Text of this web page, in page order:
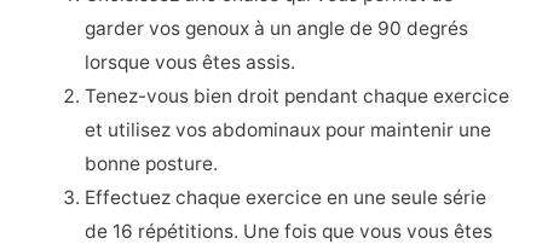
garder vos genoux à un angle de 90 degrés
lorsque vous êtes assis.
Tenez-vous bien droit pendant chaque exercice
et utilisez vos abdominaux pour maintenir une
bonne posture.
Effectuez chaque exercice en une seule série
de 16 répétitions. Une fois que vous vous êtes